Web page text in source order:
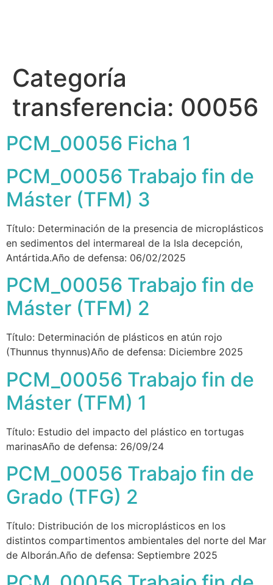
Categoría
transferencia: 00056
PCM_00056 Ficha 1
PCM_00056 Trabajo fin de
Máster (TFM) 3
Título: Determinación de la presencia de microplásticos
en sedimentos del intermareal de la Isla decepción,
Antártida.Año de defensa: 06/02/2025
PCM_00056 Trabajo fin de
Máster (TFM) 2
Título: Determinación de plásticos en atún rojo
(Thunnus thynnus)Año de defensa: Diciembre 2025
PCM_00056 Trabajo fin de
Máster (TFM) 1
Título: Estudio del impacto del plástico en tortugas
marinasAño de defensa: 26/09/24
PCM_00056 Trabajo fin de
Grado (TFG) 2
Título: Distribución de los microplásticos en los
distintos compartimentos ambientales del norte del Mar
de Alborán.Año de defensa: Septiembre 2025